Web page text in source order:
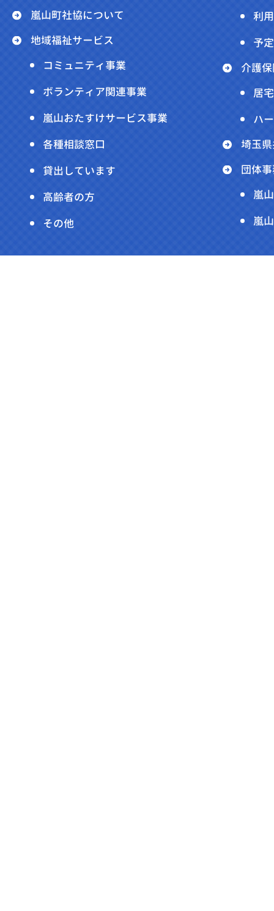
嵐山町社協について
地域福祉サービス
コミュニティ事業
ボランティア関連事業
嵐山おたすけサービス事業
各種相談窓口
貸出しています
高齢者の方
その他
利
予定
介護
居
ハ
埼玉
団体
嵐
嵐